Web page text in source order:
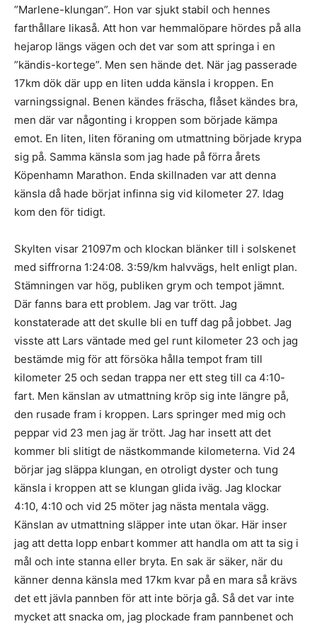
”Marlene-klungan”. Hon var sjukt stabil och hennes
farthållare likaså. Att hon var hemmalöpare hördes på alla
hejarop längs vägen och det var som att springa i en
”kändis-kortege”. Men sen hände det. När jag passerade
17km dök där upp en liten udda känsla i kroppen. En
varningssignal. Benen kändes fräscha, flåset kändes bra,
men där var någonting i kroppen som började kämpa
emot. En liten, liten föraning om utmattning började krypa
sig på. Samma känsla som jag hade på förra årets
Köpenhamn Marathon. Enda skillnaden var att denna
känsla då hade börjat infinna sig vid kilometer 27. Idag
kom den för tidigt.
Skylten visar 21097m och klockan blänker till i solskenet
med siffrorna 1:24:08. 3:59/km halvvägs, helt enligt plan.
Stämningen var hög, publiken grym och tempot jämnt.
Där fanns bara ett problem. Jag var trött. Jag
konstaterade att det skulle bli en tuff dag på jobbet. Jag
visste att Lars väntade med gel runt kilometer 23 och jag
bestämde mig för att försöka hålla tempot fram till
kilometer 25 och sedan trappa ner ett steg till ca 4:10-
fart. Men känslan av utmattning kröp sig inte längre på,
den rusade fram i kroppen. Lars springer med mig och
peppar vid 23 men jag är trött. Jag har insett att det
kommer bli slitigt de nästkommande kilometerna. Vid 24
börjar jag släppa klungan, en otroligt dyster och tung
känsla i kroppen att se klungan glida iväg. Jag klockar
4:10, 4:10 och vid 25 möter jag nästa mentala vägg.
Känslan av utmattning släpper inte utan ökar. Här inser
jag att detta lopp enbart kommer att handla om att ta sig i
mål och inte stanna eller bryta. En sak är säker, när du
känner denna känsla med 17km kvar på en mara så krävs
det ett jävla pannben för att inte börja gå. Så det var inte
mycket att snacka om, jag plockade fram pannbenet och